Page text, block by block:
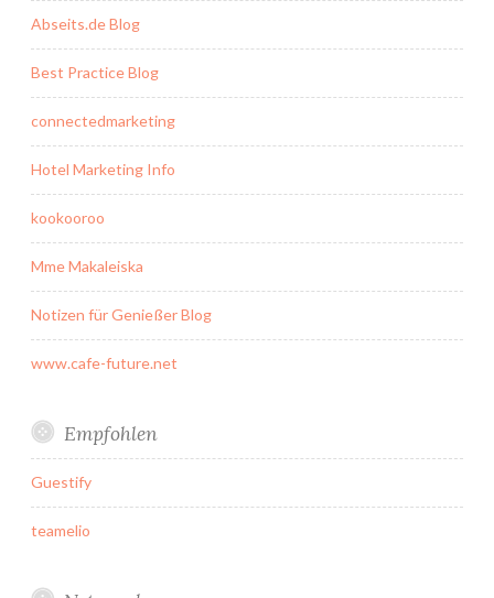
Abseits.de Blog
Best Practice Blog
connectedmarketing
Hotel Marketing Info
kookooroo
Mme Makaleiska
Notizen für Genießer Blog
www.cafe-future.net
Empfohlen
Guestify
teamelio